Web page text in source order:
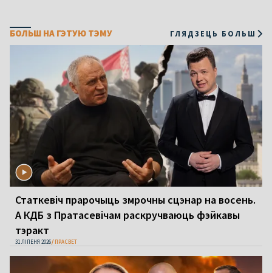
БОЛЬШ НА ГЭТУЮ ТЭМУ ГЛЯДЗЕЦЬ БОЛЬШ
Статкевіч прарочыць змрочны сцэнар на восень.
А КДБ з Пратасевічам раскручваюць фэйкавы
тэракт
31 ЛІПЕНЯ 2026 ПРАСВЕТ